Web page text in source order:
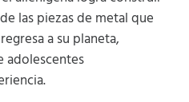
las piezas de metal que
a su planeta,
adolescentes